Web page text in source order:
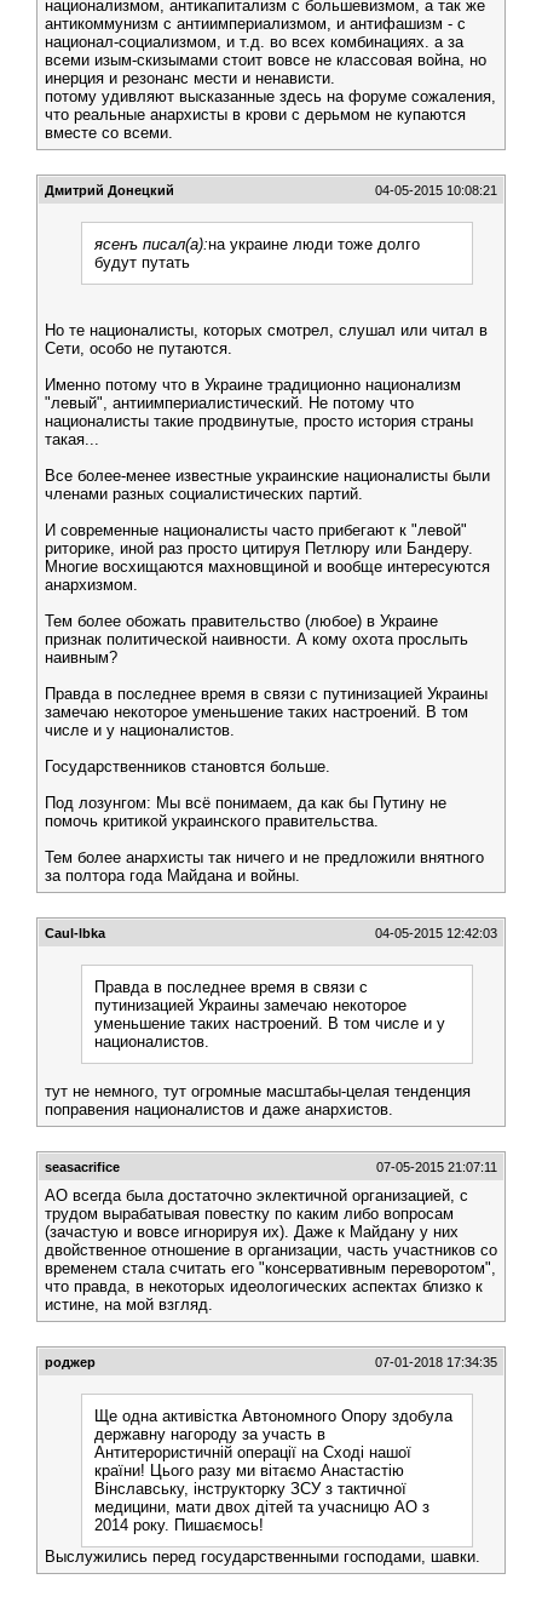
национализмом, антикапитализм с большевизмом, а так же
антикоммунизм с антиимпериализмом, и антифашизм - с
национал-социализмом, и т.д. во всех комбинациях. а за
всеми изым-скизымами стоит вовсе не классовая война, но
инерция и резонанс мести и ненависти.
потому удивляют высказанные здесь на форуме сожаления,
что реальные анархисты в крови с дерьмом не купаются
вместе со всеми.
Дмитрий Донецкий 04-05-2015 10:08:21
ясенъ писал(а):на украине люди тоже долго
будут путать
Но те националисты, которых смотрел, слушал или читал в
Сети, особо не путаются.
Именно потому что в Украине традиционно национализм
"левый", антиимпериалистический. Не потому что
националисты такие продвинутые, просто история страны
такая...
Все более-менее известные украинские националисты были
членами разных социалистических партий.
И современные националисты часто прибегают к "левой"
риторике, иной раз просто цитируя Петлюру или Бандеру.
Многие восхищаются махновщиной и вообще интересуются
анархизмом.
Тем более обожать правительство (любое) в Украине
признак политической наивности. А кому охота прослыть
наивным?
Правда в последнее время в связи с путинизацией Украины
замечаю некоторое уменьшение таких настроений. В том
числе и у националистов.
Государственников становтся больше.
Под лозунгом: Мы всё понимаем, да как бы Путину не
помочь критикой украинского правительства.
Тем более анархисты так ничего и не предложили внятного
за полтора года Майдана и войны.
Caul-lbka 04-05-2015 12:42:03
Правда в последнее время в связи с
путинизацией Украины замечаю некоторое
уменьшение таких настроений. В том числе и у
националистов.
тут не немного, тут огромные масштабы-целая тенденция
поправения националистов и даже анархистов.
seasacrifice 07-05-2015 21:07:11
АО всегда была достаточно эклектичной организацией, с
трудом вырабатывая повестку по каким либо вопросам
(зачастую и вовсе игнорируя их). Даже к Майдану у них
двойственное отношение в организации, часть участников со
временем стала считать его "консервативным переворотом",
что правда, в некоторых идеологических аспектах близко к
истине, на мой взгляд.
роджер 07-01-2018 17:34:35
Ще одна активістка Автономного Опору здобула
державну нагороду за участь в
Антитерористичній операції на Сході нашої
країни! Цього разу ми вітаємо Анастастію
Вінславську, інструкторку ЗСУ з тактичної
медицини, мати двох дітей та учасницю АО з
2014 року. Пишаємось!
Выслужились перед государственными господами, шавки.